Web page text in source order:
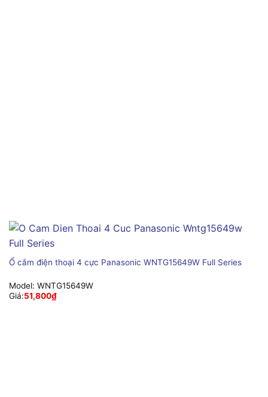
Ổ cắm điện thoại 4 cực Panasonic WNTG15649W Full Series
Model: WNTG15649W
Giá:51,800₫